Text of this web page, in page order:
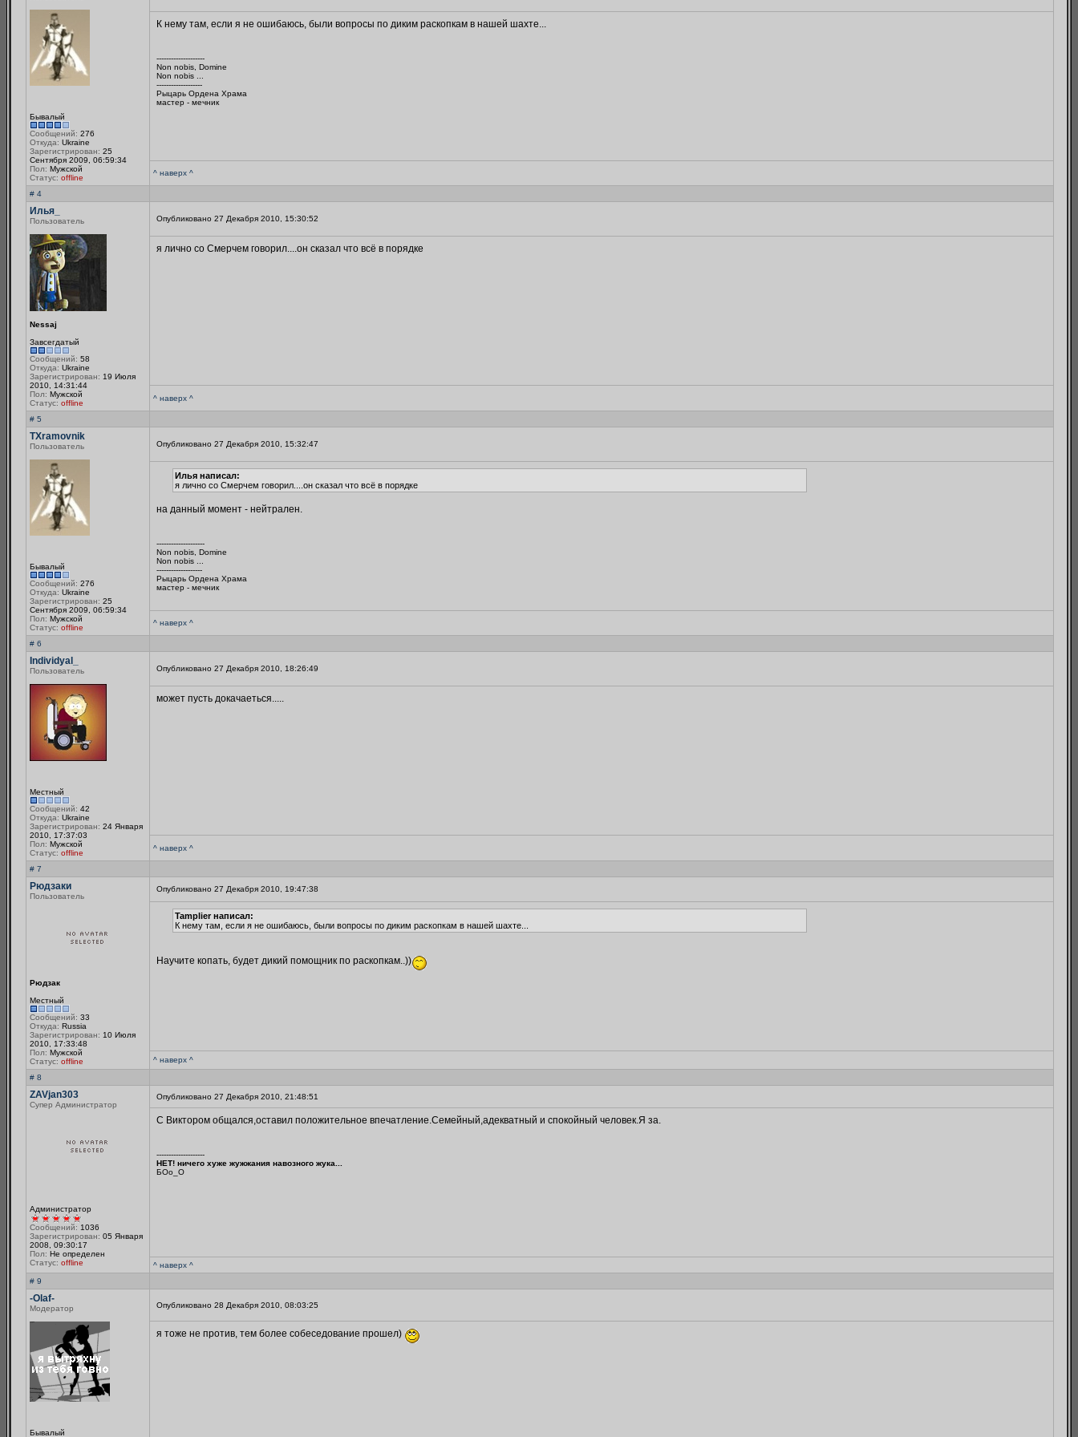
Бывалый
Сообщений: 276
Откуда: Ukraine
Зарегистрирован: 25
Сентября 2009, 06:59:34
Пол: Мужской
Статус: offline
К нему там, если я не ошибаюсь, были вопросы по диким раскопкам в нашей шахте...
--------------------
Non nobis, Domine
Non nobis ...
-------------------
Рыцарь Ордена Храма
мастер - мечник
^ наверх ^
# 4
Илья_
Пользователь
Nessaj
Завсегдатый
Сообщений: 58
Откуда: Ukraine
Зарегистрирован: 19 Июля
2010, 14:31:44
Пол: Мужской
Статус: offline
Опубликовано 27 Декабря 2010, 15:30:52
я лично со Смерчем говорил....он сказал что всё в порядке
^ наверх ^
# 5
TXramovnik
Пользователь
Бывалый
Сообщений: 276
Откуда: Ukraine
Зарегистрирован: 25
Сентября 2009, 06:59:34
Пол: Мужской
Статус: offline
Опубликовано 27 Декабря 2010, 15:32:47
Илья написал:
я лично со Смерчем говорил....он сказал что всё в порядке
на данный момент - нейтрален.
--------------------
Non nobis, Domine
Non nobis ...
-------------------
Рыцарь Ордена Храма
мастер - мечник
^ наверх ^
# 6
Individyal_
Пользователь
Местный
Сообщений: 42
Откуда: Ukraine
Зарегистрирован: 24 Января
2010, 17:37:03
Пол: Мужской
Статус: offline
Опубликовано 27 Декабря 2010, 18:26:49
может пусть докачаеться.....
^ наверх ^
# 7
Рюдзаки
Пользователь
Рюдзак
Местный
Сообщений: 33
Откуда: Russia
Зарегистрирован: 10 Июля
2010, 17:33:48
Пол: Мужской
Статус: offline
Опубликовано 27 Декабря 2010, 19:47:38
Tamplier написал:
К нему там, если я не ошибаюсь, были вопросы по диким раскопкам в нашей шахте...
Научите копать, будет дикий помощник по раскопкам..))
^ наверх ^
# 8
ZAVjan303
Супер Администратор
Администратор
Сообщений: 1036
Зарегистрирован: 05 Января
2008, 09:30:17
Пол: Не определен
Статус: offline
Опубликовано 27 Декабря 2010, 21:48:51
С Виктором общался,оставил положительное впечатление.Семейный,адекватный и спокойный человек.Я за.
--------------------
НЕТ! ничего хуже жужжания навозного жука...
БОo_O
^ наверх ^
# 9
-Olaf-
Модератор
Бывалый
Опубликовано 28 Декабря 2010, 08:03:25
я тоже не против, тем более собеседование прошел)